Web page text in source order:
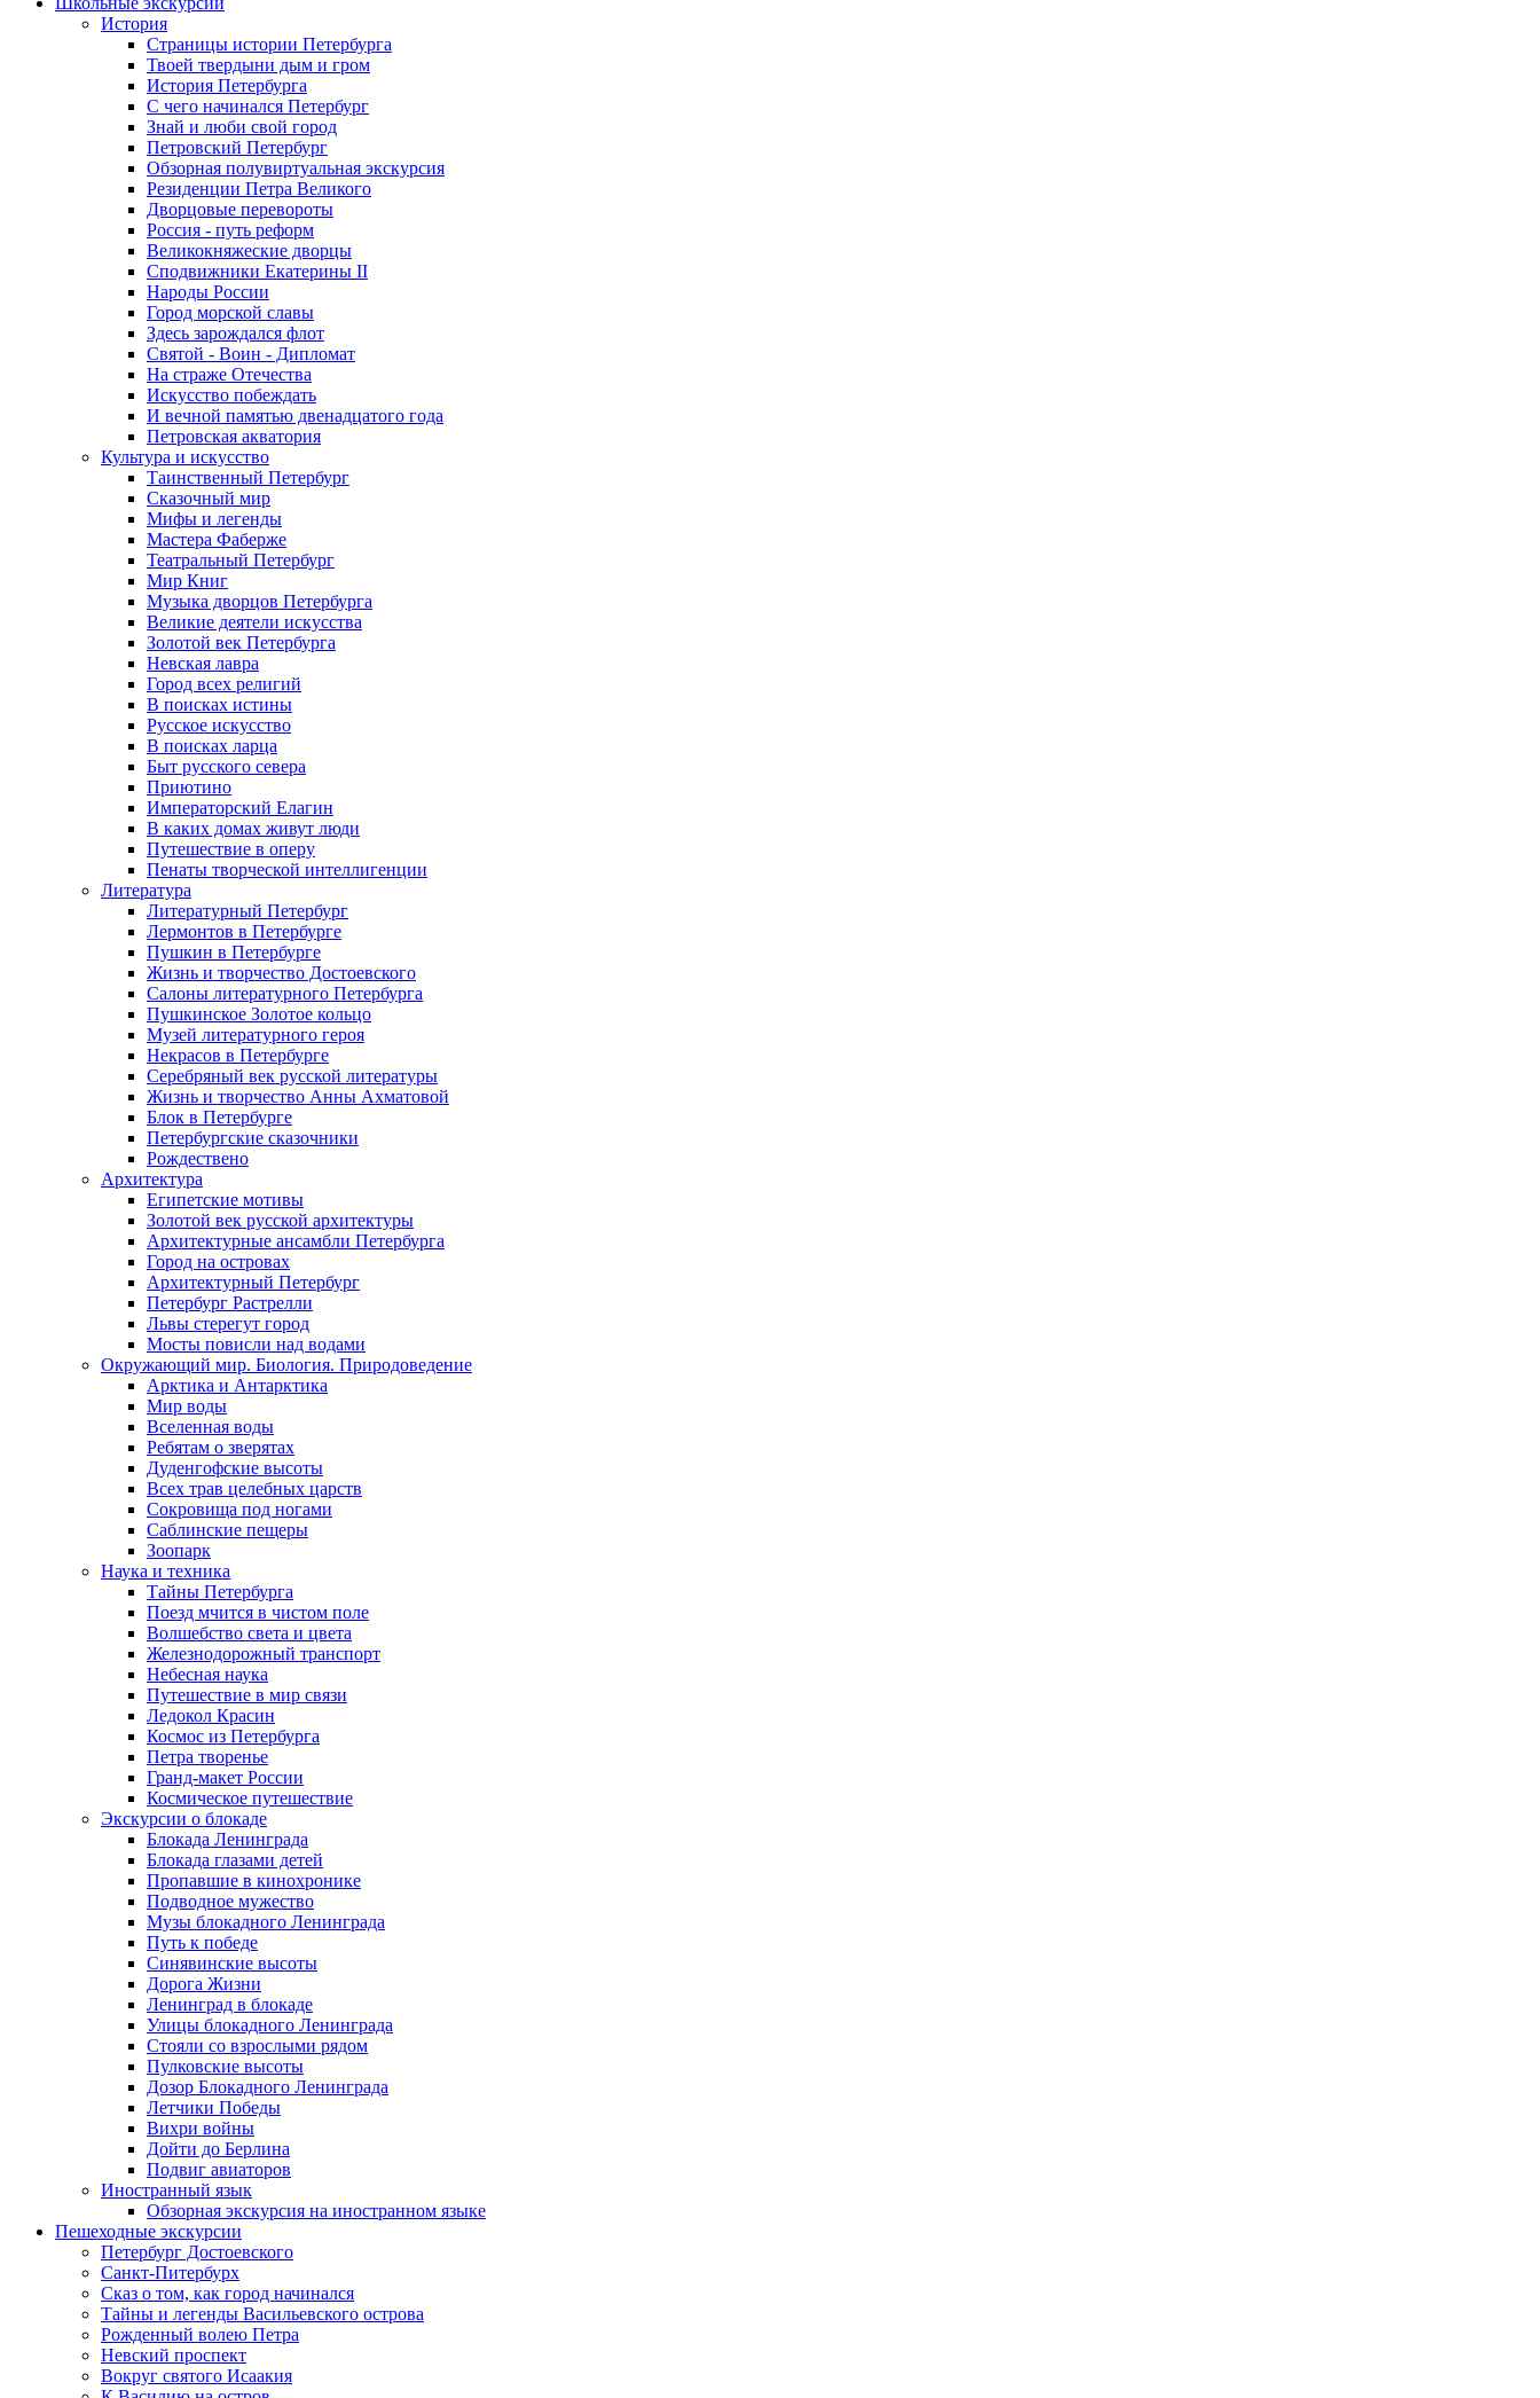
История
Страницы истории Петербурга
Твоей твердыни дым и гром
История Петербурга
С чего начинался Петербург
Знай и люби свой город
Петровский Петербург
Обзорная полувиртуальная экскурсия
Резиденции Петра Великого
Дворцовые перевороты
Россия - путь реформ
Великокняжеские дворцы
Сподвижники Екатерины II
Народы России
Город морской славы
Здесь зарождался флот
Святой - Воин - Дипломат
На страже Отечества
Искусство побеждать
И вечной памятью двенадцатого года
Петровская акватория
Культура и искусство
Таинственный Петербург
Сказочный мир
Мифы и легенды
Мастера Фаберже
Театральный Петербург
Мир Книг
Музыка дворцов Петербурга
Великие деятели искусства
Золотой век Петербурга
Невская лавра
Город всех религий
В поисках истины
Русское искусство
В поисках ларца
Быт русского севера
Приютино
Императорский Елагин
В каких домах живут люди
Путешествие в оперу
Пенаты творческой интеллигенции
Литература
Литературный Петербург
Лермонтов в Петербурге
Пушкин в Петербурге
Жизнь и творчество Достоевского
Салоны литературного Петербурга
Пушкинское Золотое кольцо
Музей литературного героя
Некрасов в Петербурге
Серебряный век русской литературы
Жизнь и творчество Анны Ахматовой
Блок в Петербурге
Петербургские сказочники
Рождествено
Архитектура
Египетские мотивы
Золотой век русской архитектуры
Архитектурные ансамбли Петербурга
Город на островах
Архитектурный Петербург
Петербург Растрелли
Львы стерегут город
Мосты повисли над водами
Окружающий мир. Биология. Природоведение
Арктика и Антарктика
Мир воды
Вселенная воды
Ребятам о зверятах
Дуденгофские высоты
Всех трав целебных царств
Сокровища под ногами
Саблинские пещеры
Зоопарк
Наука и техника
Тайны Петербурга
Поезд мчится в чистом поле
Волшебство света и цвета
Железнодорожный транспорт
Небесная наука
Путешествие в мир связи
Ледокол Красин
Космос из Петербурга
Петра творенье
Гранд-макет России
Космическое путешествие
Экскурсии о блокаде
Блокада Ленинграда
Блокада глазами детей
Пропавшие в кинохронике
Подводное мужество
Музы блокадного Ленинграда
Путь к победе
Синявинские высоты
Дорога Жизни
Ленинград в блокаде
Улицы блокадного Ленинграда
Стояли со взрослыми рядом
Пулковские высоты
Дозор Блокадного Ленинграда
Летчики Победы
Вихри войны
Дойти до Берлина
Подвиг авиаторов
Иностранный язык
Обзорная экскурсия на иностранном языке
Пешеходные экскурсии
Петербург Достоевского
Санкт-Питербурх
Сказ о том, как город начинался
Тайны и легенды Васильевского острова
Рожденный волею Петра
Невский проспект
Вокруг святого Исаакия